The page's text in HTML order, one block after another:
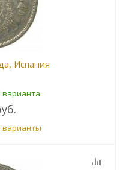
Испания
варианта
варианты